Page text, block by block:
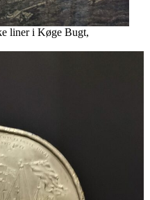
liner i Køge Bugt,